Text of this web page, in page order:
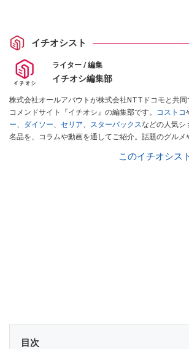
イチオシスト
ライター / 編集
イチオシ編集部
株式会社オールアバウトが株式会社NTTドコモと共同
コメンドサイト『イチオシ』の編集部です。 コストコ
ー、 ダイソー、 セリア、 スターバックスなどの人気シ
名品を、コラムや動画を通してご紹介。話題のグルメ
インフルエンサーが実際に使用してレビューしていま
このイチオシス
目次